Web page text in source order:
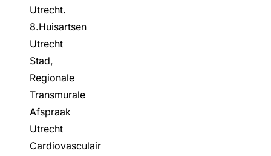
Utrecht.
8.Huisartsen
Utrecht
Stad,
Regionale
Transmurale
Afspraak
Utrecht
Cardiovasculair